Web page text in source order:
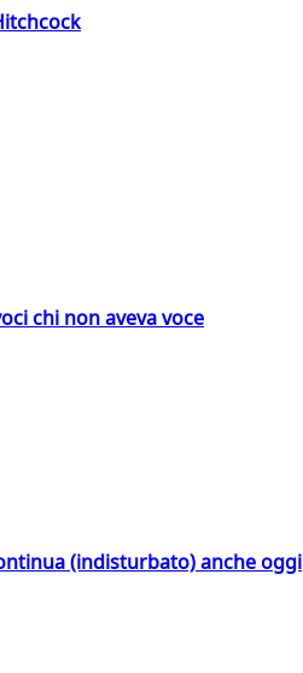
chi non aveva voce
(indisturbato) anche oggi